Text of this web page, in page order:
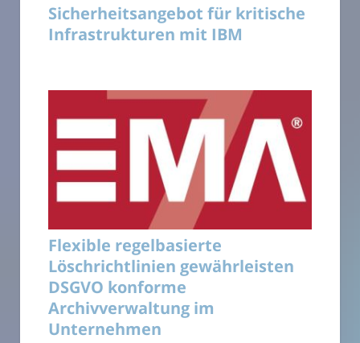
Sicherheitsangebot für kritische
Infrastrukturen mit IBM
Flexible regelbasierte
Löschrichtlinien gewährleisten
DSGVO konforme
Archivverwaltung im
Unternehmen